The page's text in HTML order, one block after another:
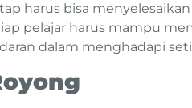
harus bisa
pelajar harus mampu
dalam menghadapi